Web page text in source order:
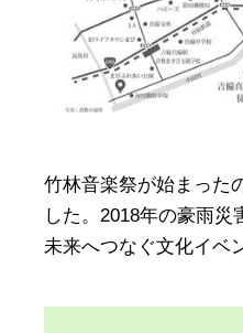
竹林音楽祭が始まった
した。2018年の豪雨
未来へつなぐ文化イベ